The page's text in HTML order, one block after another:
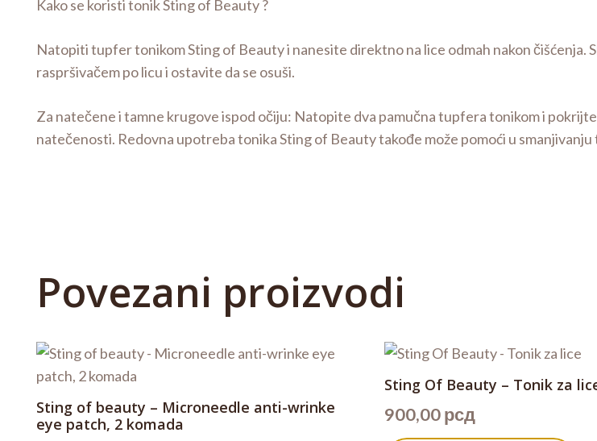
Kako se koristi tonik Sting of Beauty ?
Natopiti tupfer tonikom Sting of Beauty i nanesite direktno na lice odmah nakon čišćenja.
raspršivačem po licu i ostavite da se osuši.
Za natečene i tamne krugove ispod očiju: Natopite dva pamučna tupfera tonikom i
natečenosti. Redovna upotreba tonika Sting of Beauty takođe može pomoći u smanjivanju
Povezani proizvodi
Sting of beauty – Microneedle anti-wrinke
eye patch, 2 komada
Sting Of Beauty – Tonik za
900,00рсд